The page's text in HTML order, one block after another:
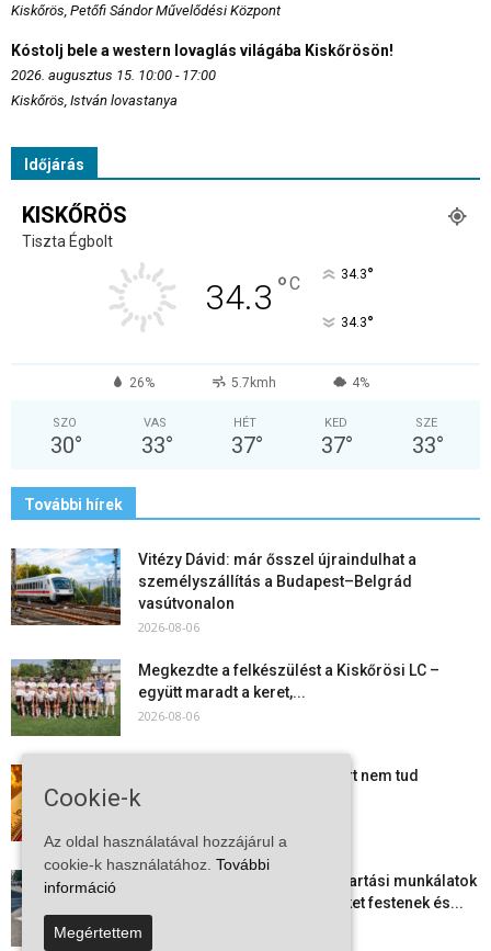
Kiskőrös, Petőfi Sándor Művelődési Központ
Kóstolj bele a western lovaglás világába Kiskőrösön!
2026. augusztus 15. 10:00 - 17:00
Kiskőrös, István lovastanya
Időjárás
KISKŐRÖS
Tiszta Égbolt
34.3 °C 34.3°
34.3°
26% 5.7kmh 4%
SZO
30°
VAS
33°
HÉT
37°
KED
37°
SZE
33°
További hírek
Vitézy Dávid: már ősszel újraindulhat a
személyszállítás a Budapest–Belgrád
vasútvonalon
2026-08-06
Megkezdte a felkészülést a Kiskőrösi LC –
együtt maradt a keret,...
2026-08-06
Mi történik Európa felett? Ezért nem tud
szabadulni a kontinens a...
Folyamatosak a nyári karbantartási munkálatok
Kiskőrösön – útburkolati jeleket festenek és...
2026-08-05
Cookie-k
Az oldal használatával hozzájárul a
cookie-k használatához. További
információ
Megértettem